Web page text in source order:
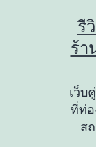
รี
ร้า
เว็บ
ที่ท่อ
ส